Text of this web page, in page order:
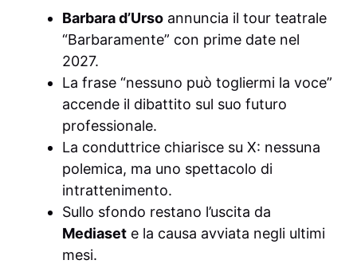
Barbara d’Urso annuncia il tour teatrale
“Barbaramente” con prime date nel
2027.
La frase “nessuno può togliermi la voce”
accende il dibattito sul suo futuro
professionale.
La conduttrice chiarisce su X: nessuna
polemica, ma uno spettacolo di
intrattenimento.
Sullo sfondo restano l’uscita da
Mediaset e la causa avviata negli ultimi
mesi.